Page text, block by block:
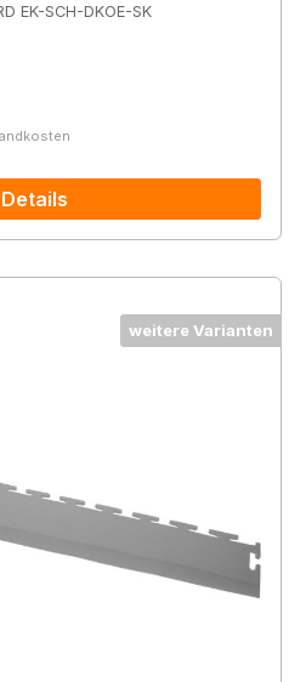
EK-SCH-DKOE-SK
Details
weitere Varianten